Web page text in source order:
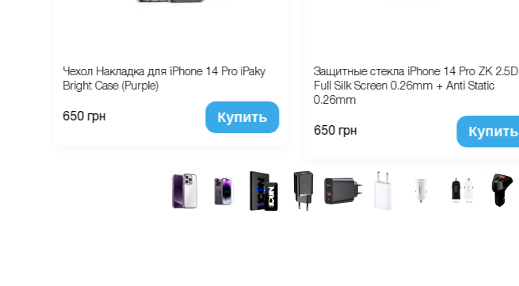
Чехол Накладка для iPhone 14 Pro iPaky
Bright Case (Purple)
650 грн Купить
Защитные стекла iPhone 14 Pro ZK 2.5D
Full Silk Screen 0.26mm + Anti Static
0.26mm
650 грн Купить